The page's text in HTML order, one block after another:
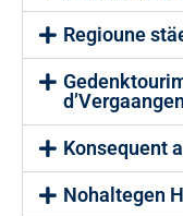
Regioune
Konsequent
Nohaltegen